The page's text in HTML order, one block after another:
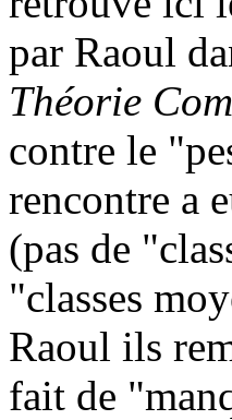
par Raoul
Théorie
contre le
rencontre a
(pas de
"classes
Raoul ils
fait de